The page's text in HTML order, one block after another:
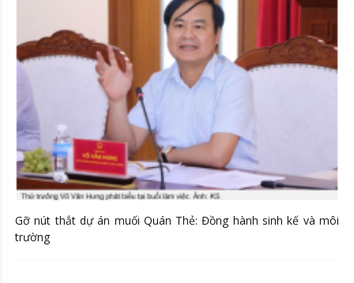
Gỡ nút thắt dự án muối Quán Thẻ: Đồng hành sinh kế và môi
trường